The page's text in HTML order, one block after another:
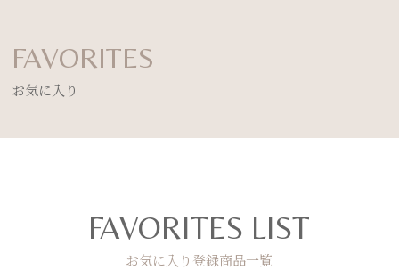
FAVORITES
お気に入り
FAVORITES LIST
お気に入り登録商品一覧